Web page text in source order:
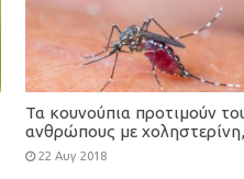
Τα κουνούπια προτιμούν
ανθρώπους με χοληστερίνη,
ουρικό οξύ, ιδρώτα, τις
εγκύους
22 Αυγ 2018